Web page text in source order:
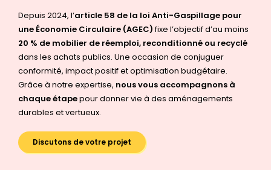
Depuis 2024, l’article 58 de la loi Anti-Gaspillage pour
une Économie Circulaire (AGEC)fixe l’objectif d’au moins
20 % de mobilier de réemploi, reconditionné ou recyclé
dans les achats publics. Une occasion de conjuguer
conformité, impact positif et optimisation budgétaire.
Grâce à notre expertise, nous vous accompagnons à
chaque étapepour donner vie à des aménagements
durables et vertueux.
Discutons de votre projet